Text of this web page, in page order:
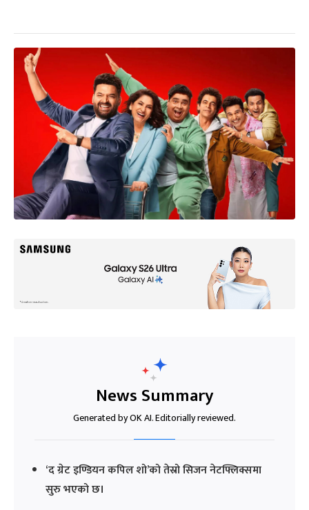
News Summary
Generated by OK AI. Editorially reviewed.
‘द ग्रेट इण्डियन कपिल शो’को तेस्रो सिजन नेटफ्लिक्समा
सुरु भएको छ।